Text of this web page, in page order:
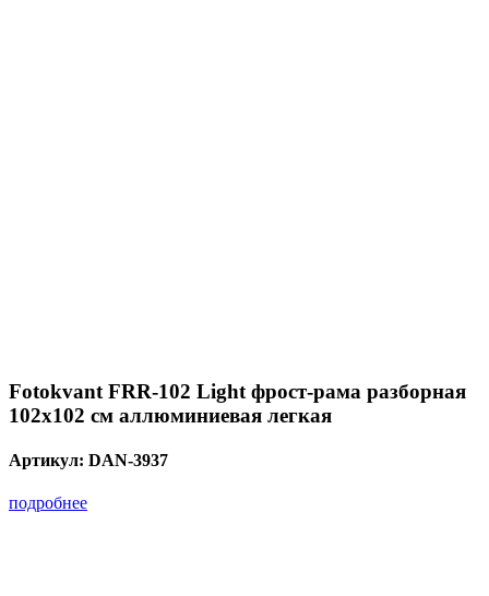
Fotokvant FRR-102 Light фрост-рама разборная
102х102 см аллюминиевая легкая
Артикул: DAN-3937
подробнее